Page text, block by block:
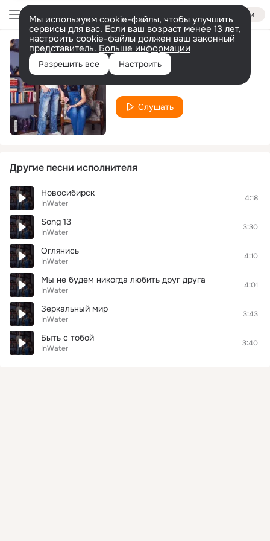
Войти
Мы используем cookie-файлы, чтобы улучшить
сервисы для вас. Если ваш возраст менее 13 лет,
настроить cookie-файлы должен ваш законный
представитель. Больше информации
Разрешить все Настроить
Люблю тебя
Слушать
Другие песни исполнителя
Новосибирск
InWater
4:18
Song 13
InWater
3:30
Оглянись
InWater
4:10
Мы не будем никогда любить друг друга
InWater
4:01
Зеркальный мир
InWater
3:43
Быть с тобой
InWater
3:40